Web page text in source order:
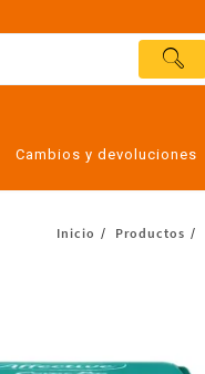
Cambios y devoluciones
Inicio Productos